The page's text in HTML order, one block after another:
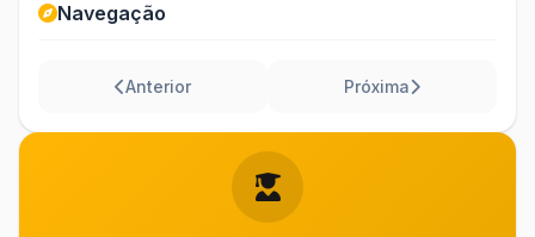
Navegação
Anterior Próxima